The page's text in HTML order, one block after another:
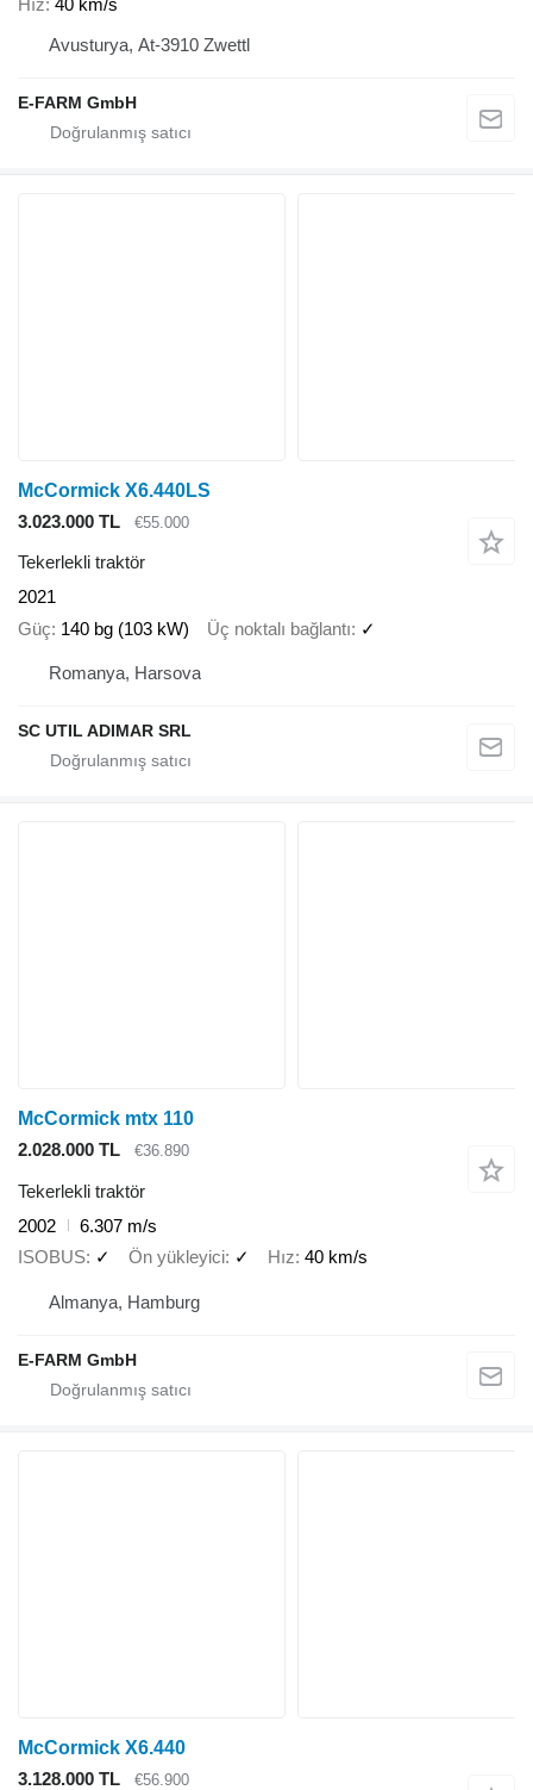
Avusturya, At-3910 Zwettl
E-FARM GmbH
McCormick X6.440LS
3.023.000 TL
€55.000
Tekerlekli traktör
2021
Güç 140 bg (103 kW) Üç noktalı bağlantı ✓
Romanya, Harsova
SC UTIL ADIMAR SRL
McCormick mtx 110
2.028.000 TL
€36.890
Tekerlekli traktör
2002
6.307 m/s
ISOBUS ✓ Ön yükleyici ✓ Hız 40 km/s
Almanya, Hamburg
E-FARM GmbH
McCormick X6.440
3.128.000 TL
€56.900